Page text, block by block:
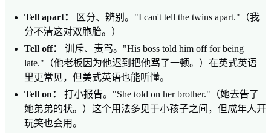
Tell apart：
区分、辨别。"I can't tell the twins apart."（我
分不清这对双胞胎。）
Tell off：
训斥、责骂。"His boss told him off for being
late."（他老板因为他迟到把他骂了一顿。）在英式英语
里更常见，但美式英语也能听懂。
Tell on：
打小报告。"She told on her brother."（她去告了
她弟弟的状。）这个用法多见于小孩子之间，但成年人开
玩笑也会用。